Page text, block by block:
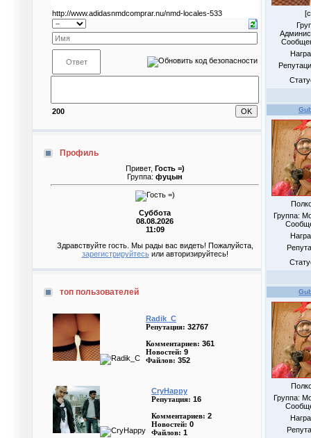
200
Профиль
Привет, Гость =)
Группа: фуцын
Суббота
08.08.2026
11:09
Здравствуйте гость. Мы рады вас видеть! Пожалуйста,
зарегистрируйтесьили авторизируйтесь!
топ пользователей
Radik_C
Репутация: 32767
Комментариев: 361
Новостей: 9
Файлов: 352
CryHappy
Репутация: 16
Комментариев: 2
Новостей: 0
Файлов: 1
Группа:
Группа: